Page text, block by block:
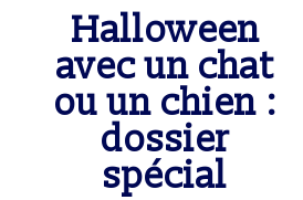
Halloween
avec un chat
ou un chien :
dossier
spécial